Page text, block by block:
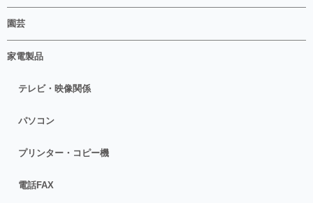
園芸
家電製品
テレビ・映像関係
パソコン
プリンター・コピー機
電話FAX